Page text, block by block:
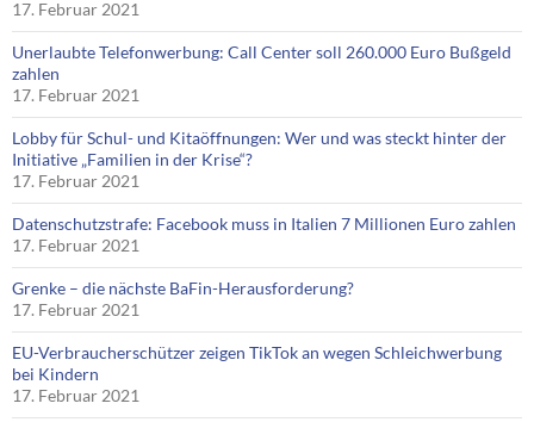
17. Februar 2021
Unerlaubte Telefonwerbung: Call Center soll 260.000 Euro Bußgeld
zahlen
17. Februar 2021
Lobby für Schul- und Kitaöffnungen: Wer und was steckt hinter der
Initiative „Familien in der Krise“?
17. Februar 2021
Datenschutzstrafe: Facebook muss in Italien 7 Millionen Euro zahlen
17. Februar 2021
Grenke – die nächste BaFin-Herausforderung?
17. Februar 2021
EU-Verbraucherschützer zeigen TikTok an wegen Schleichwerbung
bei Kindern
17. Februar 2021